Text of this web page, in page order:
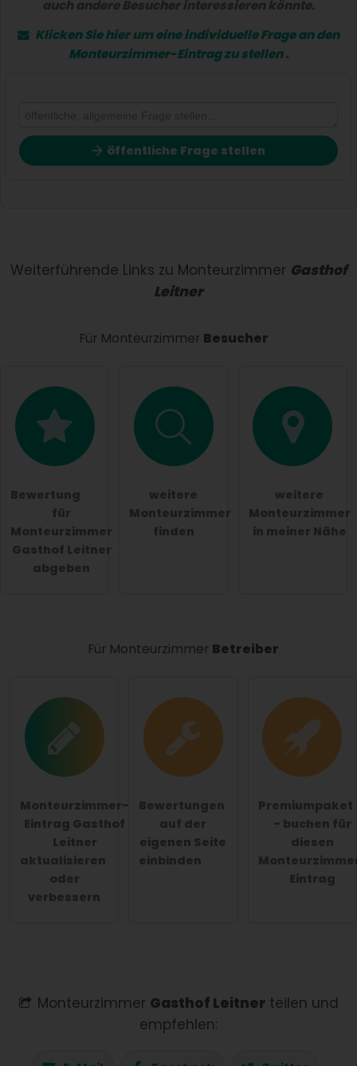
auch andere Besucher interessieren könnte.
Klicken Sie hier um eineindividuelle Fragean den
Monteurzimmer-Eintrag zu stellen.
öffentliche Frage stellen
Hiermit akzeptiere ich dieAGB .
Die Datenschutzerklärung
habe ich zur Kenntnis
öffentliche Frage stellen
Hinweis:Bitte beachten Sie, öffentliche Fragen sind
für alle Besucher sichtbar
Weiterführende Links zu Monteurzimmer Gasthof
Leitner
Für Monteurzimmer Besucher
Bewertung
für
Monteurzimmer
Gasthof Leitner
abgeben
weitere
Monteurzimmer
finden
weitere
Monteurzimmer
in meiner Nähe
Für Monteurzimmer Betreiber
Monteurzimmer-
Eintrag Gasthof
Leitner
aktualisieren
oder
verbessern
Bewertungen
auf der
eigenen Seite
einbinden
Premiumpaket
- buchen für
diesen
Eintrag
Monteurzimmer Gasthof Leitner teilen und
empfehlen: